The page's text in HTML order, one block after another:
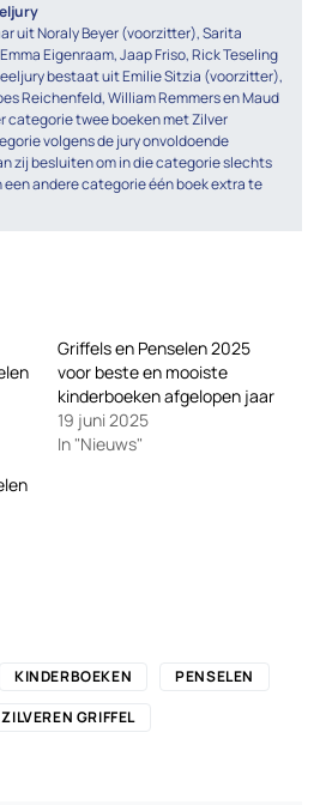
uit Noraly Beyer (voorzitter), Sarita
Eigenraam, Jaap Friso, Rick Teseling
bestaat uit Emilie Sitzia (voorzitter),
Reichenfeld, William Remmers en Maud
categorie twee boeken met Zilver
volgens de jury onvoldoende
zij besluiten om in die categorie slechts
een andere categorie één boek extra te
Griffels en Penselen 2025
voor beste en mooiste
kinderboeken afgelopen jaar
19 juni 2025
In "Nieuws"
KINDERBOEKEN
PENSELEN
ZILVEREN GRIFFEL